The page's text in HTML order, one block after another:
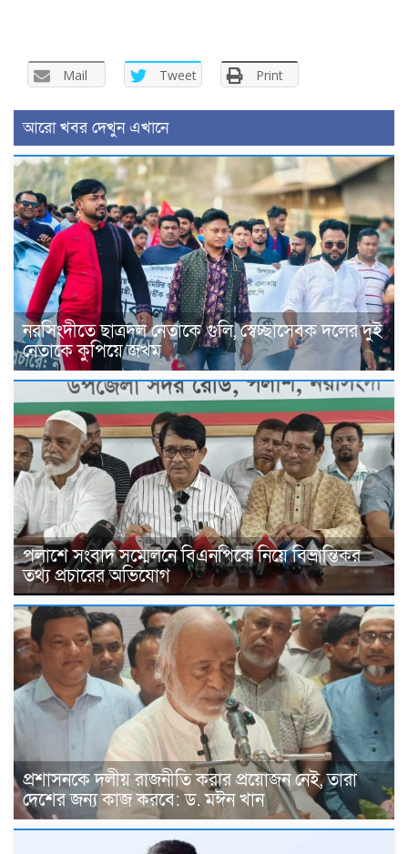
Mail Tweet Print
আরো খবর দেখুন এখানে
নরসিংদীতে ছাত্রদল নেতাকে গুলি, স্বেচ্ছাসেবক দলের দুই
নেতাকে কুপিয়ে জখম
পলাশে সংবাদ সম্মেলনে বিএনপিকে নিয়ে বিভ্রান্তিকর
তথ্য প্রচারের অভিযোগ
প্রশাসনকে দলীয় রাজনীতি করার প্রয়োজন নেই, তারা
দেশের জন্য কাজ করবে: ড. মঈন খান